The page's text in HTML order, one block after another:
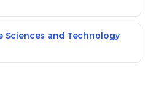
Sciences and Technology